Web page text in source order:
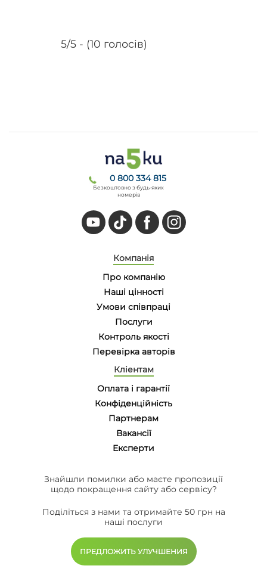
5/5 - (10 голосів)
0 800 334 815
Безкоштовно з будь-яких
номерів
Компанія
Про компанію
Наші цінності
Умови співпраці
Послуги
Контроль якості
Перевірка авторів
Кліентам
Оплата і гарантії
Конфіденційність
Партнерам
Вакансії
Eксперти
Знайшли помилки або маєте пропозиції
щодо покращення сайту або сервісу?
Поділіться з нами та отримайте 50 грн на
наші послуги
ПРЕДЛОЖИТЬ УЛУЧШЕНИЯ